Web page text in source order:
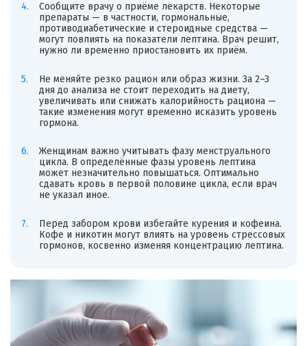
Сообщите врачу о приёме лекарств. Некоторые
препараты — в частности, гормональные,
противодиабетические и стероидные средства —
могут повлиять на показатели лептина. Врач решит,
нужно ли временно приостановить их приём.
Не меняйте резко рацион или образ жизни. За 2–3
дня до анализа не стоит переходить на диету,
увеличивать или снижать калорийность рациона —
такие изменения могут временно исказить уровень
гормона.
Женщинам важно учитывать фазу менструального
цикла. В определённые фазы уровень лептина
может незначительно повышаться. Оптимально
сдавать кровь в первой половине цикла, если врач
не указал иное.
Перед забором крови избегайте курения и кофеина.
Кофе и никотин могут влиять на уровень стрессовых
гормонов, косвенно изменяя концентрацию лептина.